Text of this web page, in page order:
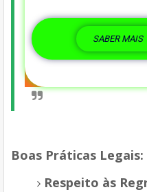
SABER MAIS
Boas Práticas Legais:
Respeito às